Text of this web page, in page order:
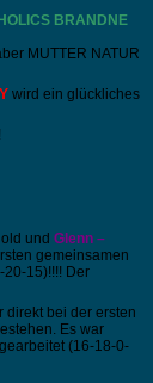
BRANDNE
MUTTER NATUR
wird ein glückliches
und Glenn –
gemeinsamen
15)!!!! Der
direkt bei der ersten
Es war
(16-18-0-